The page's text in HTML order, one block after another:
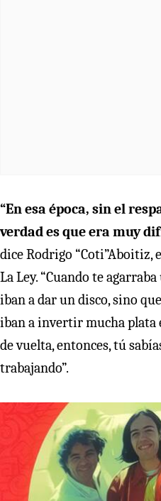
“En esa época, sin el
verdad es que era muy
dice Rodrigo “Coti”Aboitiz,
La Ley. “Cuando te
iban a dar un disco, sino
iban a invertir mucha plata
de vuelta, entonces, tú
trabajando”.